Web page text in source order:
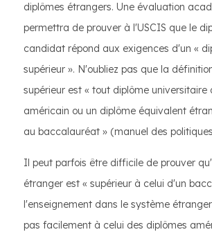
diplômes étrangers. Une évaluation
permettra de prouver à l'USCIS que le
candidat répond aux exigences d'un «
supérieur ». N'oubliez pas que la
supérieur est « tout diplôme universitaire
américain ou un diplôme équivalent
au baccalauréat » (manuel des
Il peut parfois être difficile de prouver
étranger est « supérieur à celui d'un
l'enseignement dans le système
pas facilement à celui des diplômes